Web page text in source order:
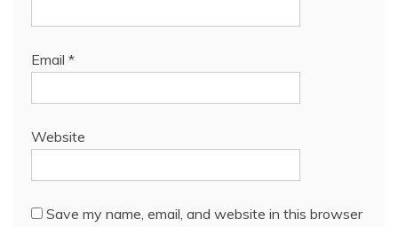
Email *
Website
Save my name, email, and website in this browser